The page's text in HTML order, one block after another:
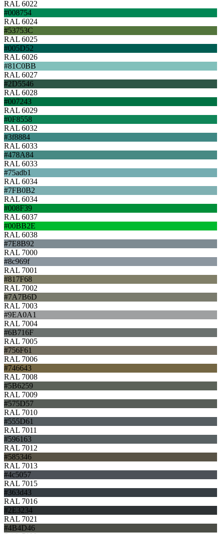
RAL 6022
#008754
RAL 6024
#53753C
RAL 6025
#005D52
RAL 6026
#81C0BB
RAL 6027
#2D5546
RAL 6028
#007243
RAL 6029
#0F8558
RAL 6032
#3f8884
RAL 6033
#478A84
RAL 6033
#75adb1
RAL 6034
#7FB0B2
RAL 6034
#008F39
RAL 6037
#00BB2E
RAL 6038
#7E8B92
RAL 7000
#8c969f
RAL 7001
#817F68
RAL 7002
#7A7B6D
RAL 7003
#9EA0A1
RAL 7004
#6B716F
RAL 7005
#756F61
RAL 7006
#746643
RAL 7008
#5B6259
RAL 7009
#575D57
RAL 7010
#555D61
RAL 7011
#596163
RAL 7012
#585346
RAL 7013
#4c5057
RAL 7015
#363d43
RAL 7016
#2E3234
RAL 7021
#4B4D46